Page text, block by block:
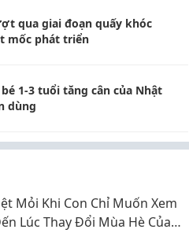
qua giai đoạn quấy khóc
mốc phát triển
1-3 tuổi tăng cân của Nhật
dùng
Mỏi Khi Con Chỉ Muốn Xem
Lúc Thay Đổi Mùa Hè Của